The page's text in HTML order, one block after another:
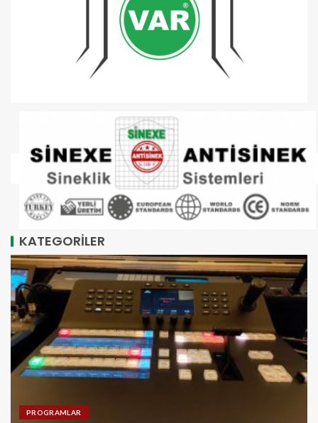
KATEGORİLER
PROGRAMLAR